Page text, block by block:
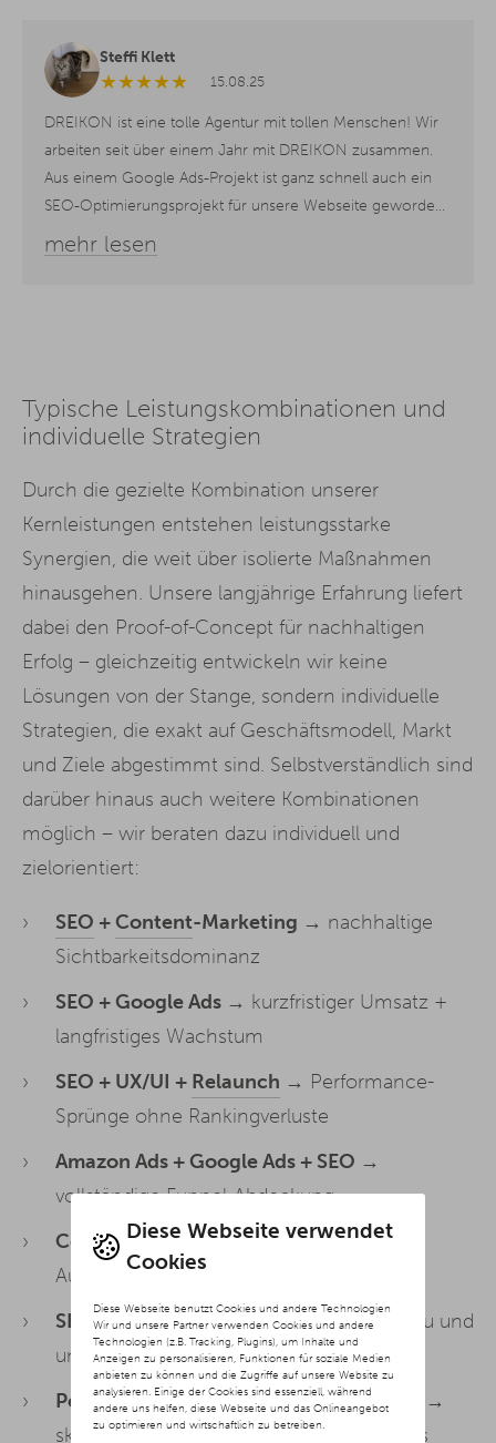
Diese Webseite verwendet
Cookies
Diese Webseite benutzt Cookies und andere Technologien
Wir und unsere Partner verwenden Cookies und andere
Technologien (z.B. Tracking, Plugins), um Inhalte und
Anzeigen zu personalisieren, Funktionen für soziale Medien
anbieten zu können und die Zugriffe auf unsere Website zu
analysieren. Einige der Cookies sind essenziell, während
andere uns helfen, diese Webseite und das Onlineangebot
zu optimieren und wirtschaftlich zu betreiben.
solide und zukunftsorientiert zugleich ist! Einfach ein toller
Partner.
Steffi Klett
★★★★★ 15.08.25
DREIKON ist eine tolle Agentur mit tollen Menschen! Wir
arbeiten seit über einem Jahr mit DREIKON zusammen.
Aus einem Google Ads-Projekt ist ganz schnell auch ein
SEO-Optimierungsprojekt für unsere Webseite geworden.
Uns haben die Zusammenarbeit und die Ergebnisse
überzeugt. Mit jedem Projektmanager haben wir immer
mich als Kunde durch so ein Projekt durchzusteuern –
strukturiert, kundenorientiert, schnell, zuverlässig und
einfach super empathisch. Fazit: sehr professionell und
empfehlenswert!
mehr lesen
Typische Leistungskombinationen und
individuelle Strategien
Durch die gezielte Kombination unserer
Kernleistungen entstehen leistungsstarke
Synergien, die weit über isolierte Maßnahmen
hinausgehen. Unsere langjährige Erfahrung liefert
dabei den Proof-of-Concept für nachhaltigen
Erfolg – gleichzeitig entwickeln wir keine
Lösungen von der Stange, sondern individuelle
Strategien, die exakt auf Geschäftsmodell, Markt
und Ziele abgestimmt sind. Selbstverständlich sind
darüber hinaus auch weitere Kombinationen
möglich – wir beraten dazu individuell und
zielorientiert:
SEO +Content-Marketing → nachhaltige
Sichtbarkeitsdominanz
SEO + Google Ads → kurzfristiger Umsatz +
langfristiges Wachstum
SEO + UX/UI + Relaunch → Performance-
Sprünge ohne Rankingverluste
Amazon Ads + Google Ads + SEO →
vollständigeFunnel-Abdeckung
Content + Linkbuilding→ skalierbare
Autorität in kompetitiven Märkten
SEO + Social Media→ Reichweitenaufbau und
unterstützende Ranking-Signale
Performance-Marketing + Social Media
→
skalierbare Lead- undConversion -Funnels